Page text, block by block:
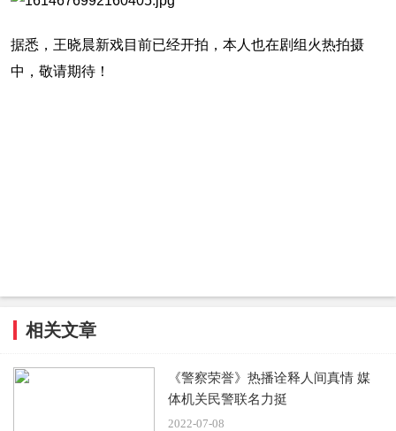
据悉，王晓晨新戏目前已经开拍，本人也在剧组火热拍摄
中，敬请期待！
相关文章
《警察荣誉》热播诠释人间真情 媒
体机关民警联名力挺
2022-07-08